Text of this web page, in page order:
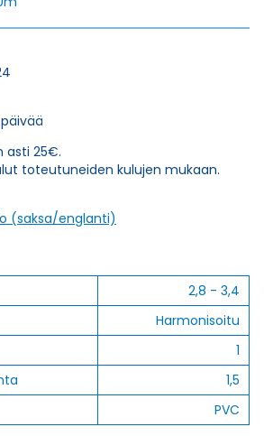
asti 25€.
toteutuneiden kulujen mukaan.
(saksa/englanti)
2,8 - 3,4
Harmonisoitu
1
1,5
PVC